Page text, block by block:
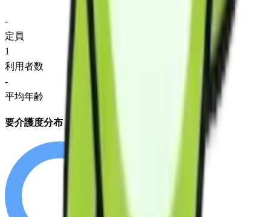
-
定員
1
利用者数
-
平均年齢
要介護度分布